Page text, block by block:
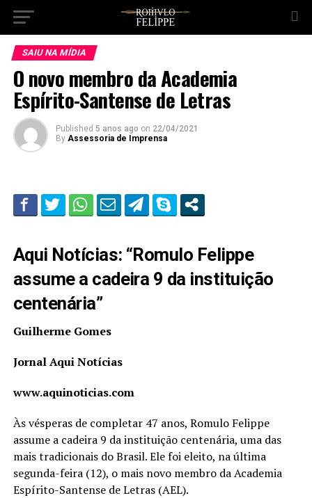
SAIU NA MÍDIA
O novo membro da Academia
Espírito-Santense de Letras
Published 5 anos ago on 22/04/2021
By Assessoria de Imprensa
Aqui Notícias: “Romulo Felippe
assume a cadeira 9 da instituição
centenária”
Guilherme Gomes
Jornal Aqui Notícias
www.aquinoticias.com
Às vésperas de completar 47 anos, Romulo Felippe
assume a cadeira 9 da instituição centenária, uma das
mais tradicionais do Brasil. Ele foi eleito, na última
segunda-feira (12), o mais novo membro da Academia
Espírito-Santense de Letras (AEL).